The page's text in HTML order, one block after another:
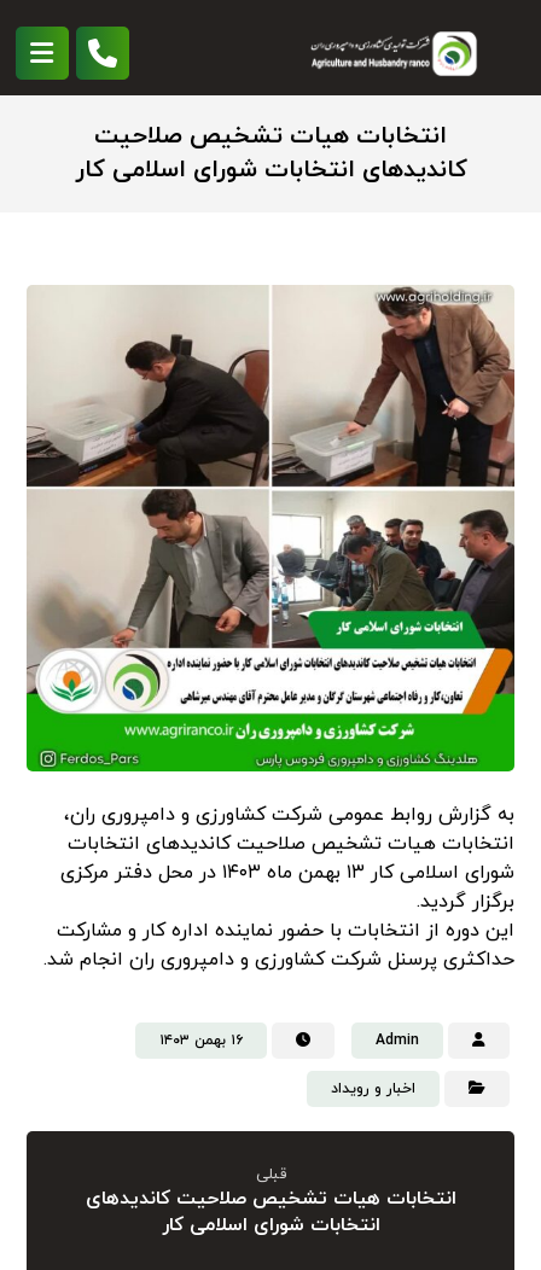
انتخابات هیات تشخیص صلاحیت
کاندیدهای انتخابات شورای اسلامی کار
به گزارش روابط عمومی شرکت کشاورزی و دامپروری ران،
انتخابات هیات تشخیص صلاحیت کاندیدهای انتخابات
شورای اسلامی کار ۱۳ بهمن ماه ۱۴۰۳ در محل دفتر مرکزی
برگزار گردید.
این دوره از انتخابات با حضور نماینده اداره کار و مشارکت
حداکثری پرسنل شرکت کشاورزی و دامپروری ران انجام شد.
Admin ۱۶ بهمن ۱۴۰۳
اخبار و رویداد
قبلی
انتخابات هیات تشخیص صلاحیت کاندیدهای
انتخابات شورای اسلامی کار